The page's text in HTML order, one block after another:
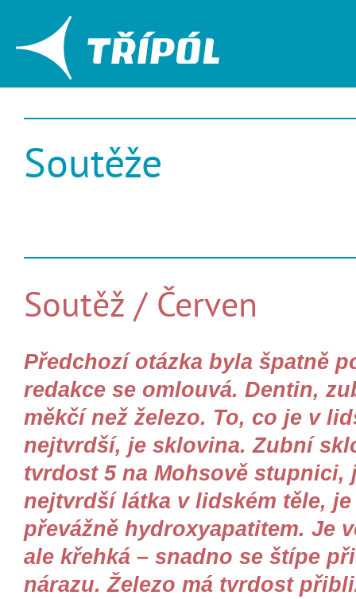
Soutěže
Soutěž / Červen
Předchozí otázka byla špatně
redakce se omlouvá. Dentin,
měkčí než železo. To, co je v
nejtvrdší, je sklovina. Zubní
tvrdost 5 na Mohsově stupnici,
nejtvrdší látka v lidském těle,
převážně hydroxyapatitem. Je
ale křehká – snadno se štípe při
nárazu. Železo má tvrdost